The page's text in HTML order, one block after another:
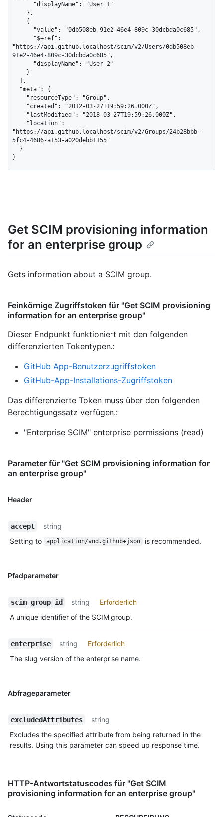
"https://api.github.localhost/scim/v2/Users/0db508eb-
91e2-46e4-809c-30dcbda0c685",
"https://api.github.localhost/scim/v2/Groups/24b28bbb-
5fc4-4686-a153-a020debb1155"
}
Get SCIM provisioning information
for an enterprise group
Gets information about a SCIM group.
Feinkörnige Zugriffstoken für "Get SCIM provisioning
information for an enterprise group"
Dieser Endpunkt funktioniert mit den folgenden
differenzierten Tokentypen.:
GitHub App-Benutzerzugriffstoken
GitHub-App-Installations-Zugriffstoken
Das differenzierte Token muss über den folgenden
Berechtigungssatz verfügen.:
"Enterprise SCIM" enterprise permissions (read)
Parameter für "Get SCIM provisioning information for
an enterprise group"
Header
accept
string
Setting to
application/vnd.github+json is recommended.
Pfadparameter
scim_group_id string
Erforderlich
A unique identifier of the SCIM group.
enterprise string
Erforderlich
The slug version of the enterprise name.
Abfrageparameter
excludedAttributes
string
Excludes the specified attribute from being returned in the
results. Using this parameter can speed up response time.
HTTP-Antwortstatuscodes für "Get SCIM
provisioning information for an enterprise group"